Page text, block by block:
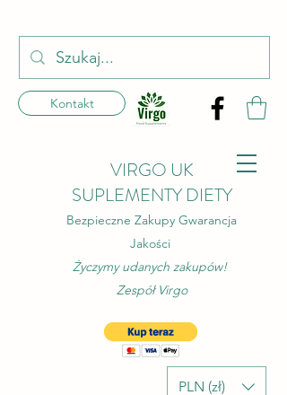
Kontakt
Bezpieczne Zakupy Gwarancja
Jakości
Życzymy udanych zakupów!
Zespół Virgo
PLN (zł)
VIRGO UK
SUPLEMENTY DIETY